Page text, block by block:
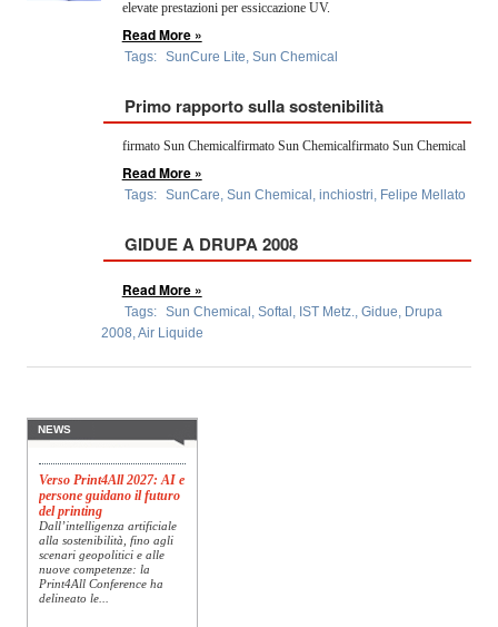
elevate prestazioni per essiccazione UV.
Read More »
Tags: SunCure Lite Sun Chemical
Primo rapporto sulla sostenibilità
firmato Sun Chemicalfirmato Sun Chemicalfirmato Sun Chemical
Read More »
Tags: SunCare Sun Chemical inchiostri Felipe Mellato
GIDUE A DRUPA 2008
Read More »
Tags: Sun Chemical Softal IST Metz. Gidue Drupa
2008 Air Liquide
NEWS
Konica Minolta presenta
Specim RETEX
riferimento a livello globale
basata su imaging...
Verso Print4All 2027: AI e
persone guidano il futuro
del printing
Dall’intelligenza artificiale
alla sostenibilità, fino agli
scenari geopolitici e alle
nuove competenze: la
Print4All Conference ha
delineato le...